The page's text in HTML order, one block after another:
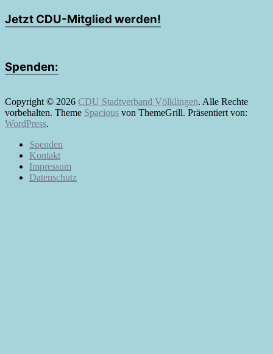
Jetzt CDU-Mitglied werden!
Spenden:
Copyright © 2026 CDU Stadtverband Völklingen. Alle Rechte
vorbehalten. Theme Spacious von ThemeGrill. Präsentiert von:
WordPress.
Spenden
Kontakt
Impressum
Datenschutz